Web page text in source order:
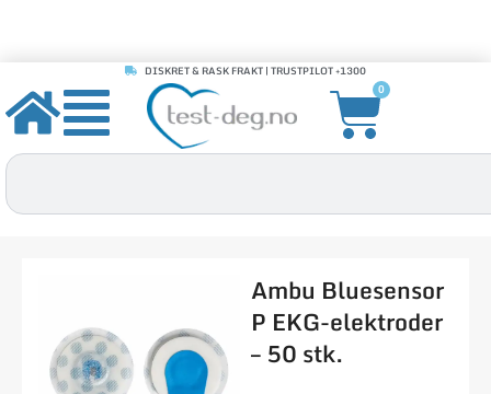
rett
innholdet
DISKRET & RASK FRAKT | TRUSTPILOT +1300
0
Søk
Ambu Bluesensor
P EKG-elektroder
– 50 stk.